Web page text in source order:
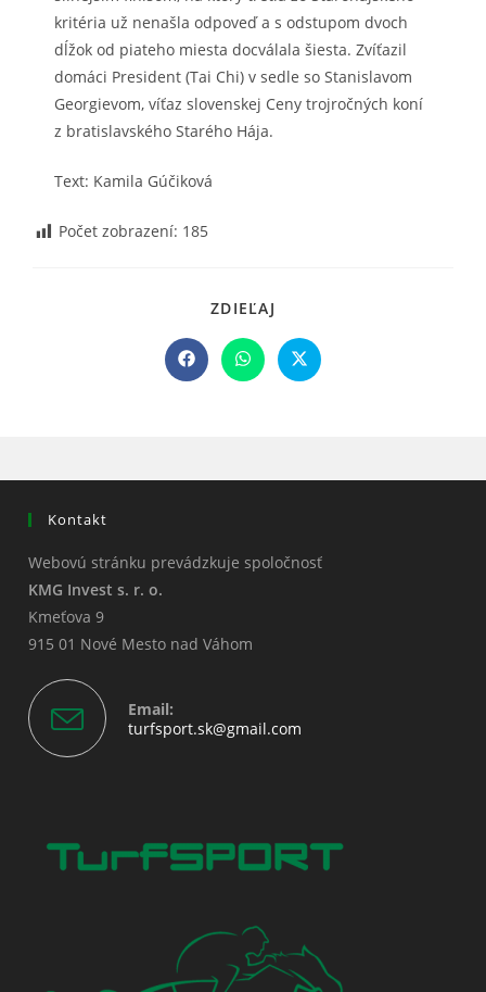
kritéria už nenašla odpoveď a s odstupom dvoch
dĺžok od piateho miesta docválala šiesta. Zvíťazil
domáci President (Tai Chi) v sedle so Stanislavom
Georgievom, víťaz slovenskej Ceny trojročných koní
z bratislavského Starého Hája.
Text: Kamila Gúčiková
Počet zobrazení: 185
ZDIEĽAJ
CONTENT
Opens
in
Opens
in
Opens
in
Kontakt
Webovú stránku prevádzkuje spoločnosť
KMG Invest s. r. o.
Kmeťova 9
915 01 Nové Mesto nad Váhom
Email:
turfsport.sk@gmail.com